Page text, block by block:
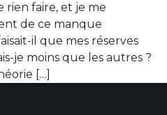
rien faire, et je me
de ce manque
il que mes réserves
je moins que les autres ?
[…]